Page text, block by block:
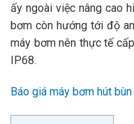
ấy ngoài việc nâng cao
bơm còn hướng tới độ
máy bơm nên thực tế
IP68.
Báo giá máy bơm hút